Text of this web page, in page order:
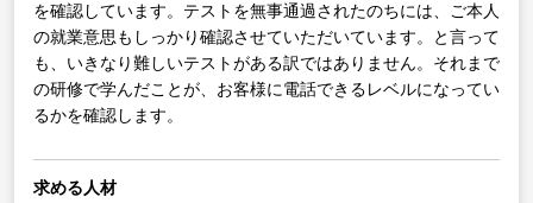
を確認しています。テストを無事通過されたのちには、ご本人
の就業意思もしっかり確認させていただいています。と言って
も、いきなり難しいテストがある訳ではありません。それまで
の研修で学んだことが、お客様に電話できるレベルになってい
るかを確認します。
求める人材